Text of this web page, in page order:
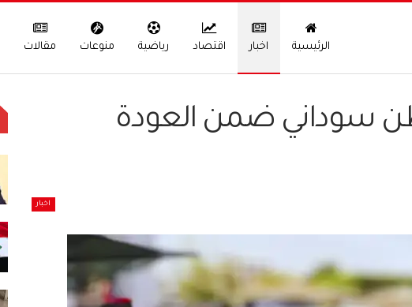
الرئيسية اخبار اقتصاد رياضية منوعات مقالات
3000 مواطن سوداني ضمن العودة
اخبار